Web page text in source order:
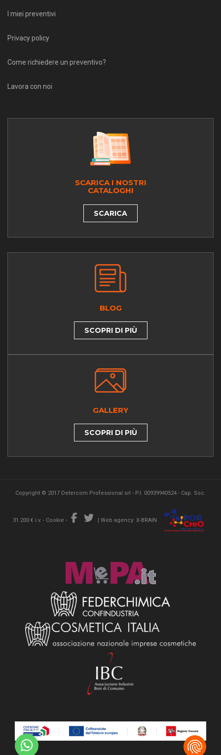
I miei preventivi
Privacy policy
Come richiedere un preventivo?
Lavora con noi
SCARICA I NOSTRI
CATALOGHI
SCARICA
BLOG
SCOPRI DI PIÙ
GALLERY
SCOPRI DI PIÙ
Copyright © 2017 Detercom Professional srl - P.I. 00939940524 - Cap. Soc.
31.200 € i.v. - Cookie - | Web agency: X-BRAIN